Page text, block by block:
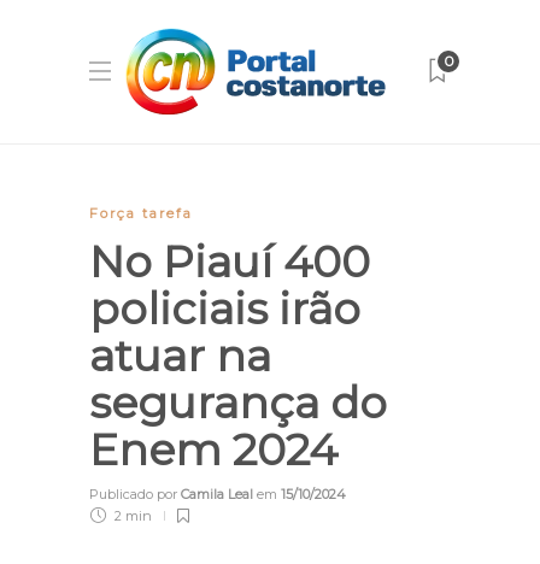
0
Força tarefa
No Piauí 400
policiais irão
atuar na
segurança do
Enem 2024
Publicado por Camila Leal em 15/10/2024
2 min